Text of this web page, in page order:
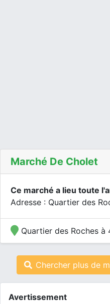
Marché De Cholet
Ce marché a lieu toute
Adresse : Quartier des
Quartier des Roches à
Chercher plus de
Avertissement